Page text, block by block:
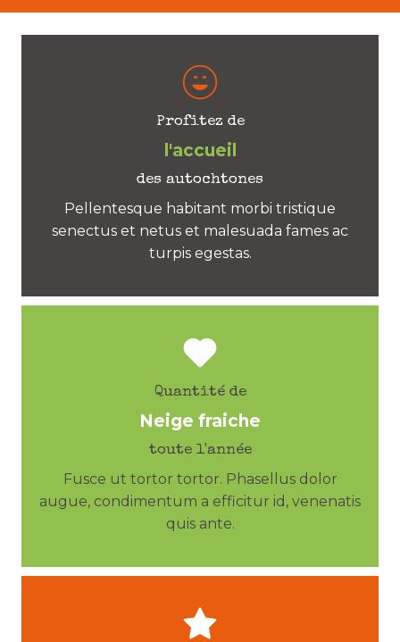
Profitez de
l'accueil
des autochtones
Pellentesque habitant morbi tristique
senectus et netus et malesuada fames ac
turpis egestas.
Quantité de
Neige fraiche
toute l'année
Fusce ut tortor tortor. Phasellus dolor
augue, condimentum a efficitur id, venenatis
quis ante.